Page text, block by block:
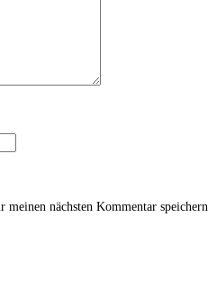
nächsten Kommentar speichern.